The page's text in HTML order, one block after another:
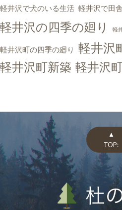
軽井沢で犬のいる生活 軽井沢で田
軽井沢の四季の廻り 軽
軽井沢町の四季の廻り 軽井沢
軽井沢町新築 軽井沢
▲
TOP: